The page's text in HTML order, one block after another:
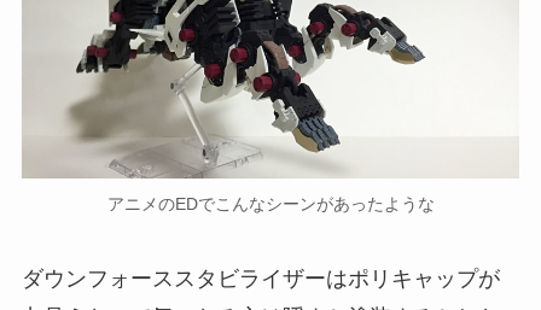
アニメのEDでこんなシーンがあったような
ダウンフォーススタビライザーはポリキャップが